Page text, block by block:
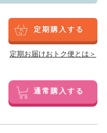
定期購入する
定期お届けおトク便とは＞
通常購入する